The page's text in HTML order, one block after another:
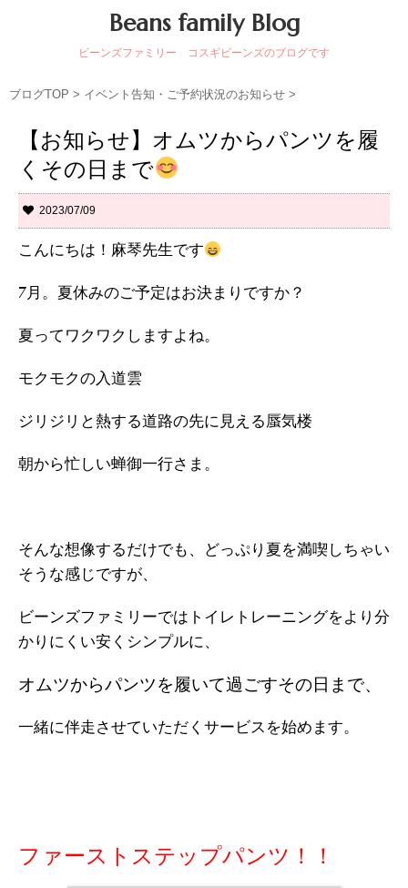
Beans family Blog
ビーンズファミリー コスギビーンズのブログです
ブログTOP > イベント告知・ご予約状況のお知らせ >
【お知らせ】オムツからパンツを履
くその日まで
2023/07/09
こんにちは！麻琴先生です
7月。夏休みのご予定はお決まりですか？
夏ってワクワクしますよね。
モクモクの入道雲
ジリジリと熱する道路の先に見える蜃気楼
朝から忙しい蝉御一行さま。
そんな想像するだけでも、どっぷり夏を満喫しちゃい
そうな感じですが、
ビーンズファミリーではトイレトレーニングをより分
かりにくい安くシンプルに、
オムツからパンツを履いて過ごすその日まで、
一緒に伴走させていただくサービスを始めます。
ファーストステップパンツ！！